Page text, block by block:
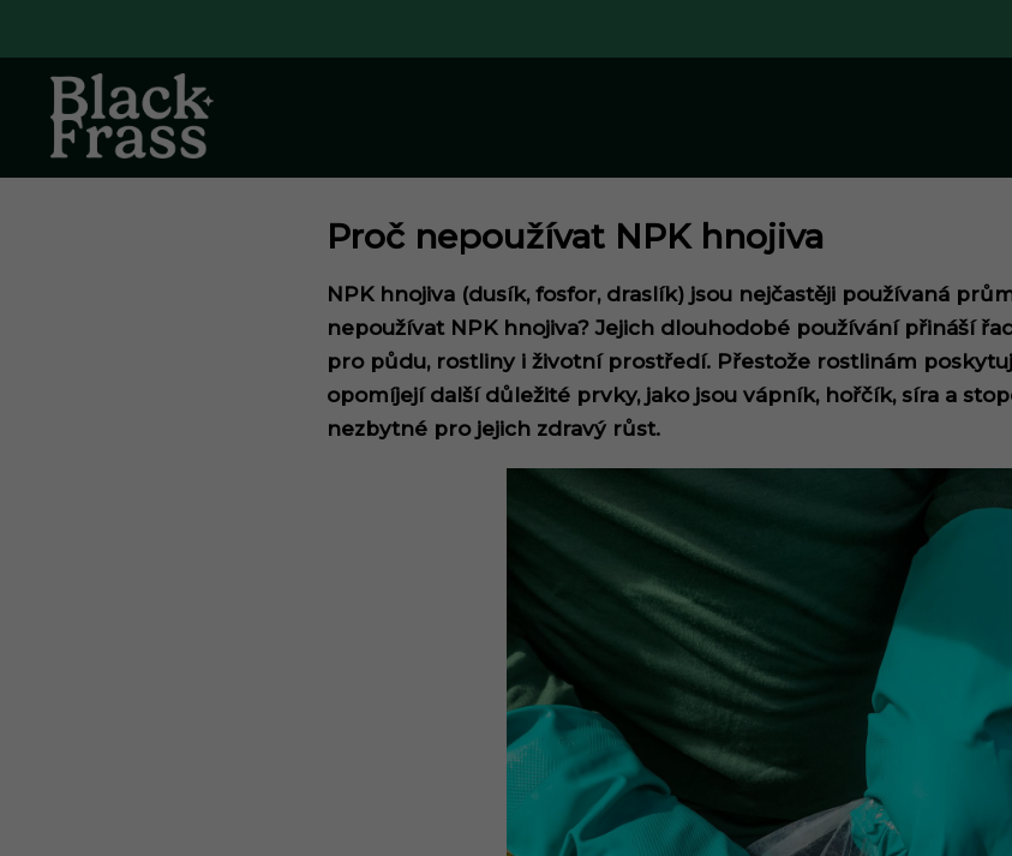
Proč nepoužívat NPK hnojiva
NPK hnojiva (dusík, fosfor, draslík) jsou nejčastěji používaná
nepoužívat NPK hnojiva? Jejich dlouhodobé používání přináší
pro půdu, rostliny i životní prostředí. Přestože rostlinám
opomíjejí další důležité prvky, jako jsou vápník, hořčík, síra a
nezbytné pro jejich zdravý růst.